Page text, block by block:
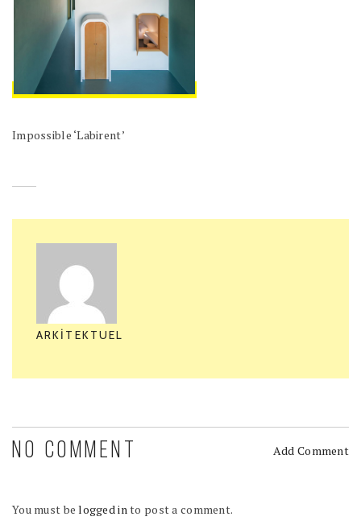
Impossible ‘Labirent’
ARKITEKTUEL
NO COMMENT Add Comment
You must belogged into post a comment.